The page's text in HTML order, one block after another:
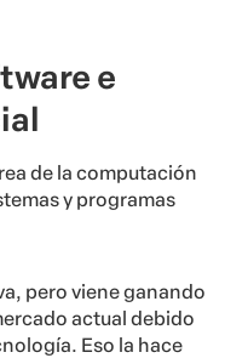
e
de la computación
y programas
pero viene ganando
actual debido
Eso la hace